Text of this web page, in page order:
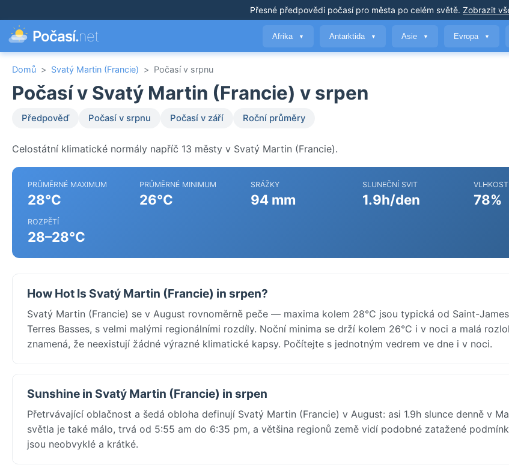
Přesné předpovědi počasípro města po celém světě. Zobrazit
Počasí.net Afrika ▼ Antarktida ▼ Asie ▼ Evropa ▼
Domů > Svatý Martin (Francie) > Počasí v srpnu
Počasí v Svatý Martin (Francie) v srpen
Předpověď Počasí v srpnu Počasí v září Roční průměry
Celostátní klimatické normály napříč 13 městy v Svatý Martin (Francie).
PRŮMĚRNÉ MAXIMUM
28°C
PRŮMĚRNÉ MINIMUM
26°C
SRÁŽKY
94 mm
SLUNEČNÍ SVIT
1.9h/den
VLHKOST
78%
ROZPĚTÍ
28–28°C
How Hot Is Svatý Martin (Francie) in srpen?
Svatý Martin (Francie) se v August rovnoměrně peče — maxima kolem 28°C jsou typická od Saint-
Terres Basses, s velmi malými regionálními rozdíly. Noční minima se drží kolem 26°C i v noci a malá
znamená, že neexistují žádné výrazné klimatické kapsy. Počítejte s jednotným vedrem ve dne i v noci.
Sunshine in Svatý Martin (Francie) in srpen
Přetrvávající oblačnost a šedá obloha definují Svatý Martin (Francie) v August: asi 1.9h slunce denně v
světla je také málo, trvá od 5:55 am do 6:35 pm, a většina regionů země vidí podobné zatažené
jsou neobvyklé a krátké.